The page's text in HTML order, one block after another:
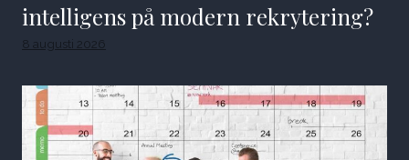
intelligens på modern rekrytering?
8 augusti 2026